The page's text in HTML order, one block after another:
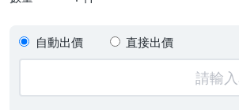
自動出價 直接出價